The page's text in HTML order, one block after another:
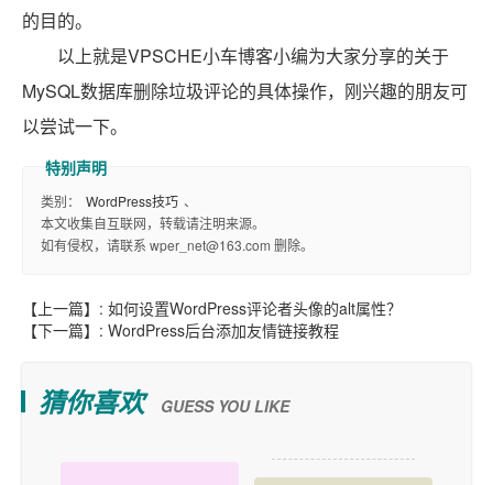
的目的。
以上就是VPSCHE小车博客小编为大家分享的关于
MySQL数据库删除垃圾评论的具体操作，刚兴趣的朋友可
以尝试一下。
类别： WordPress技巧 、
本文收集自互联网，转载请注明来源。
如有侵权，请联系 wper_net@163.com 删除。
【上一篇】: 如何设置WordPress评论者头像的alt属性？
【下一篇】: WordPress后台添加友情链接教程
猜你喜欢 GUESS YOU LIKE